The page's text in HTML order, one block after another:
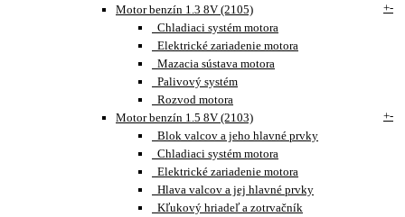
Motor benzín 1.3 8V (2105)
+-
Chladiaci systém motora
Elektrické zariadenie motora
Mazacia sústava motora
Palivový systém
Rozvod motora
Motor benzín 1.5 8V (2103)
+-
Blok valcov a jeho hlavné prvky
Chladiaci systém motora
Elektrické zariadenie motora
Hlava valcov a jej hlavné prvky
Kľukový hriadeľ a zotrvačník